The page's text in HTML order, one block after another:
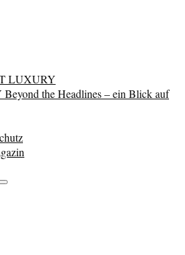
LUXURY
the Headlines – ein Blick auf